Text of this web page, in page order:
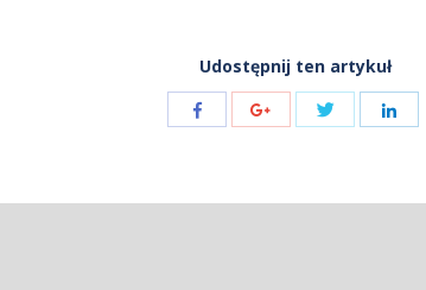
Udostępnij ten artykuł
Share
Share
Share